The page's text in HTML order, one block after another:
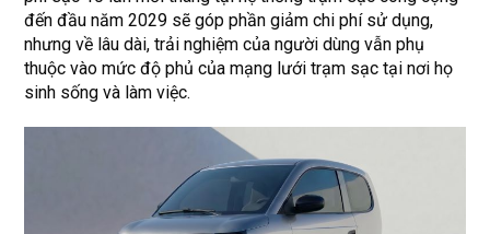
đến đầu năm 2029 sẽ góp phần giảm chi phí sử dụng,
nhưng về lâu dài, trải nghiệm của người dùng vẫn phụ
thuộc vào mức độ phủ của mạng lưới trạm sạc tại nơi họ
sinh sống và làm việc.